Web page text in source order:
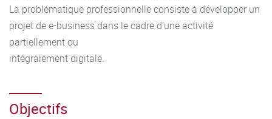
La problématique professionnelle consiste à développer un
projet de e-business dans le cadre d’une activité
partiellement ou
intégralement digitale.
Objectifs